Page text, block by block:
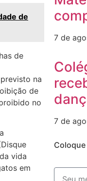
de
de
na
de
no
vida
em
7 de
7 de